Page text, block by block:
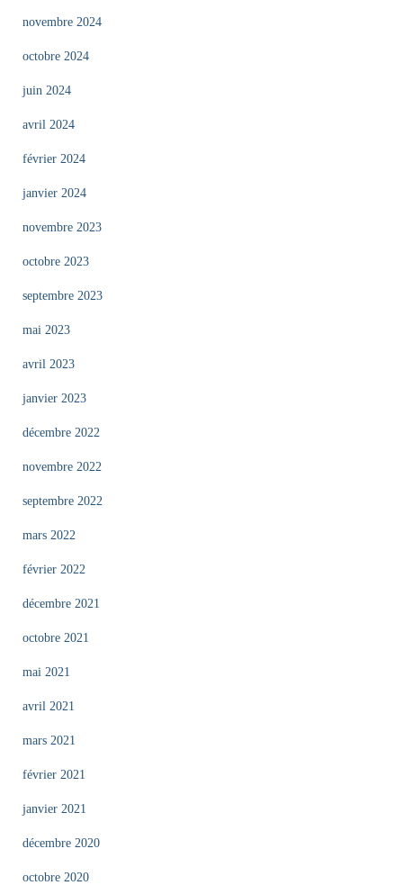
novembre 2024
octobre 2024
juin 2024
avril 2024
février 2024
janvier 2024
novembre 2023
octobre 2023
septembre 2023
mai 2023
avril 2023
janvier 2023
décembre 2022
novembre 2022
septembre 2022
mars 2022
février 2022
décembre 2021
octobre 2021
mai 2021
avril 2021
mars 2021
février 2021
janvier 2021
décembre 2020
octobre 2020